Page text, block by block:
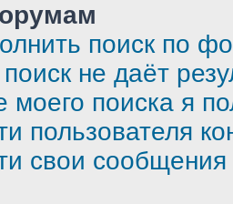
поиск по
не даёт
моего поиска я
пользователя
свои